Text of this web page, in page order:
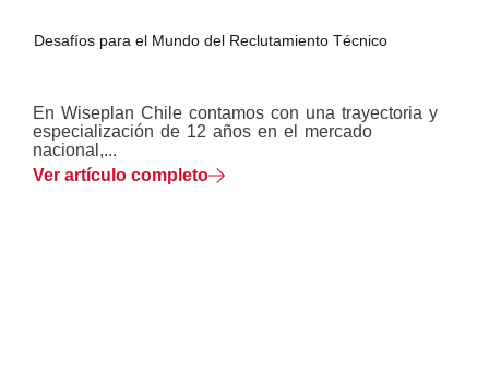
Desafíos para el Mundo del Reclutamiento Técnico
En Wiseplan Chile contamos con una trayectoria y
especialización de 12 años en el mercado
nacional,...
Ver artículo completo